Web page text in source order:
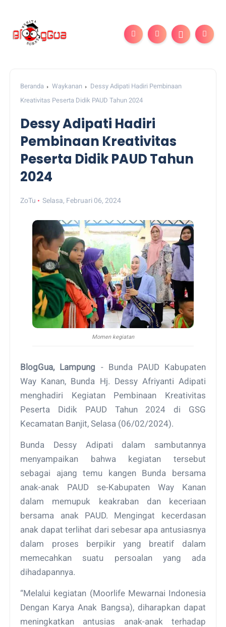
Beranda Waykanan
Dessy Adipati Hadiri Pembinaan
Kreativitas Peserta Didik PAUD Tahun 2024
Dessy Adipati Hadiri
Pembinaan Kreativitas
Peserta Didik PAUD Tahun
2024
ZoTu Selasa, Februari 06, 2024
Momen kegiatan
BlogGua, Lampung - Bunda PAUD Kabupaten
Way Kanan, Bunda Hj. Dessy Afriyanti Adipati
menghadiri Kegiatan Pembinaan Kreativitas
Peserta Didik PAUD Tahun 2024 di GSG
Kecamatan Banjit, Selasa (06/02/2024).
Bunda Dessy Adipati dalam sambutannya
menyampaikan bahwa kegiatan tersebut
sebagai ajang temu kangen Bunda bersama
anak-anak PAUD se-Kabupaten Way Kanan
dalam memupuk keakraban dan keceriaan
bersama anak PAUD. Mengingat kecerdasan
anak dapat terlihat dari sebesar apa antusiasnya
dalam proses berpikir yang breatif dalam
memecahkan suatu persoalan yang ada
dihadapannya.
“Melalui kegiatan (Moorlife Mewarnai Indonesia
Dengan Karya Anak Bangsa), diharapkan dapat
meningkatkan antusias anak-anak terhadap